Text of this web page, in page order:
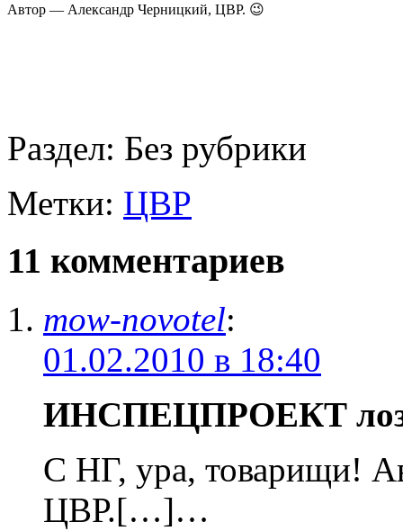
Автор — Александр Черницкий, ЦВР. 😉
Раздел: Без рубрики
Метки: ЦВР
11 комментариев
mow-novotel:
01.02.2010 в 18:40
ИНСПЕЦПРОЕКТ
С НГ, ура, товарищи!
ЦВР.[…]…